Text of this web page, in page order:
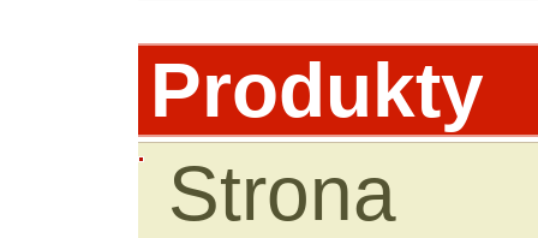
Produkty
Strona